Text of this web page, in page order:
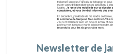
Newsletter de